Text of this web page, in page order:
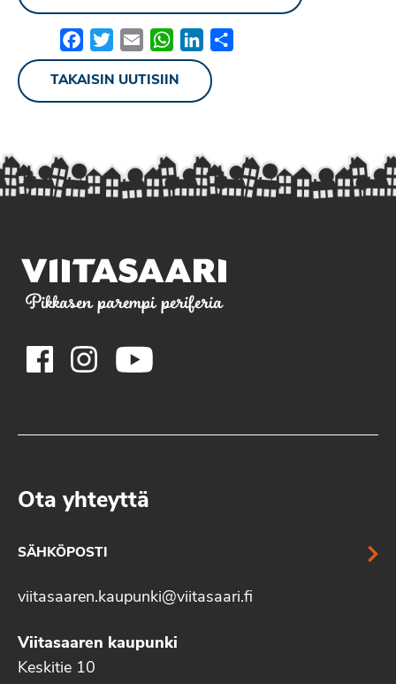
FacebookTwitterEmail WhatsApp
LinkedIn
TAKAISIN UUTISIIN
Pikkasen parempi periferia
Ota yhteyttä
SÄHKÖPOSTI
viitasaaren.kaupunki@viitasaari.fi
Viitasaaren kaupunki
Keskitie 10